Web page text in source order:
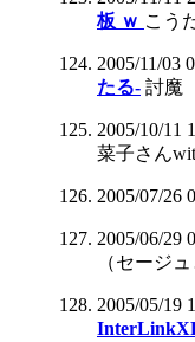
板 ｗ こう
2005/11/03
たる- 討魔
2005/10/11
菜子さん
2005/07/26
2005/06/29
（セージュ
2005/05/19